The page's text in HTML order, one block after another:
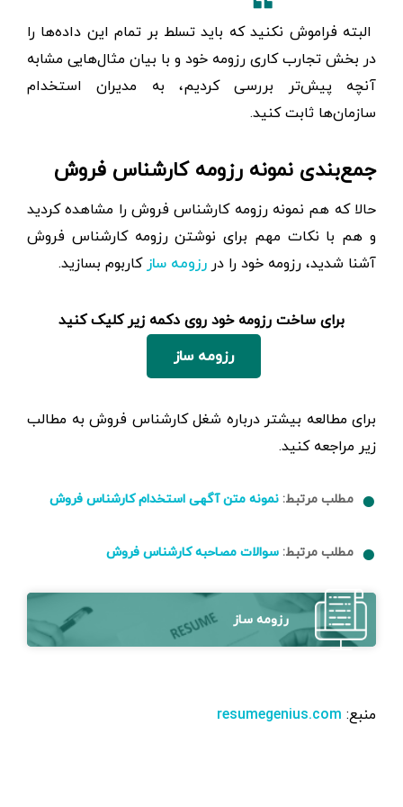
البته فراموش نکنید که باید تسلط بر تمام این داده‌ها را
در بخش تجارب کاری رزومه خود و با بیان مثال‌هایی مشابه
آنچه پیش‌تر بررسی کردیم، به مدیران استخدام
سازمان‌ها ثابت کنید.
جمع‌بندی نمونه رزومه کارشناس فروش
حالا که هم نمونه رزومه کارشناس فروش را مشاهده کردید
و هم با نکات مهم برای نوشتن رزومه کارشناس فروش
آشنا شدید، رزومه خود را در رزومه ساز کاربوم بسازید.
برای ساخت رزومه خود روی دکمه زیر کلیک کنید
رزومه ساز
برای مطالعه بیشتر درباره شغل کارشناس فروش به مطالب
زیر مراجعه کنید.
مطلب مرتبط: نمونه متن آگهی استخدام کارشناس فروش
مطلب مرتبط: سوالات مصاحبه کارشناس فروش
رزومه ساز
منبع: resumegenius.com